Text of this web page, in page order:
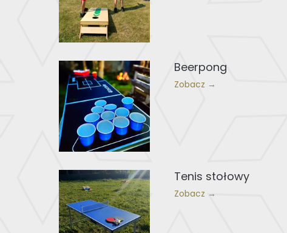
Beerpong
Zobacz →
Tenis stołowy
Zobacz →